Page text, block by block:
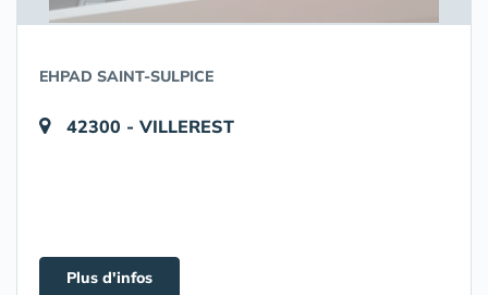
EHPAD SAINT-SULPICE
42300 - VILLEREST
Plus d'infos